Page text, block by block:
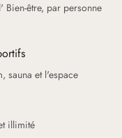
Bien-être, par personne
sauna et l'espace
illimité